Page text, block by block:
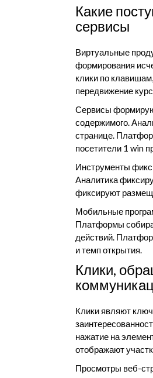
Какие
сервисы
Виртуальные
формирования
клики по
передвижение
Сервисы
содержимого.
странице.
посетители 1 win
Инструменты
Аналитика
фиксируют
Мобильные
Платформы
действий.
и темп открытия.
Клики,
Клики являют
нажатие на
отображают
Просмотры веб-